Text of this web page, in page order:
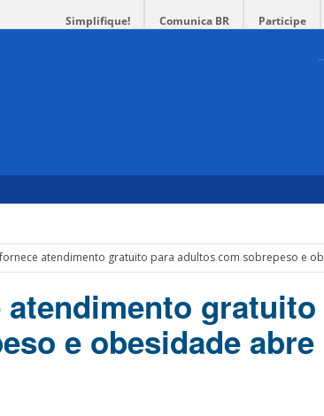
Simplifique! Comunica BR Participe
atendimento gratuito para adultos com sobrepeso e
gratuito
e obesidade abre